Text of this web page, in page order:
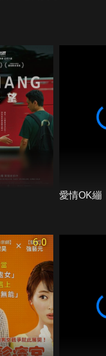
係的辰秀。
愛情OK繃
6.0